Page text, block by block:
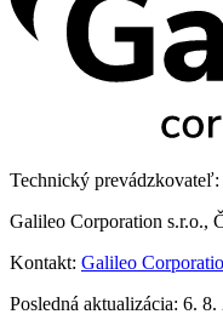
Technický prevádzkovateľ:
Galileo Corporation s.r.o.,
Kontakt: Galileo
Posledná aktualizácia: 6. 8.